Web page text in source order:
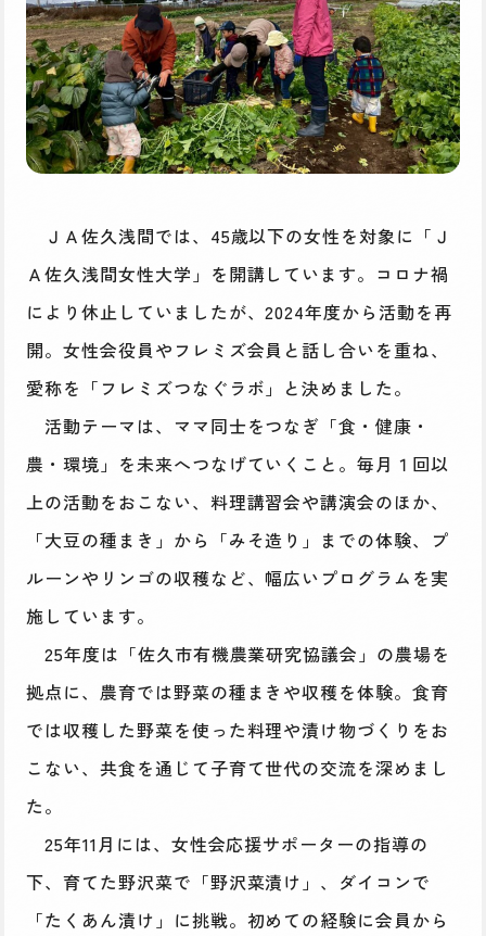
ＪＡ佐久浅間では、45歳以下の女性を対象に「Ｊ
Ａ佐久浅間女性大学」を開講しています。コロナ禍
により休止していましたが、2024年度から活動を再
開。女性会役員やフレミズ会員と話し合いを重ね、
愛称を「フレミズつなぐラボ」と決めました。
活動テーマは、ママ同士をつなぎ「食・健康・
農・環境」を未来へつなげていくこと。毎月１回以
上の活動をおこない、料理講習会や講演会のほか、
「大豆の種まき」から「みそ造り」までの体験、プ
ルーンやリンゴの収穫など、幅広いプログラムを実
施しています。
25年度は「佐久市有機農業研究協議会」の農場を
拠点に、農育では野菜の種まきや収穫を体験。食育
では収穫した野菜を使った料理や漬け物づくりをお
こない、共食を通じて子育て世代の交流を深めまし
た。
25年11月には、女性会応援サポーターの指導の
下、育てた野沢菜で「野沢菜漬け」、ダイコンで
「たくあん漬け」に挑戦。初めての経験に会員から